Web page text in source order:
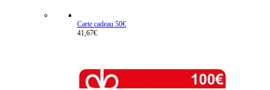
Carte cadeau 50€
41,67€